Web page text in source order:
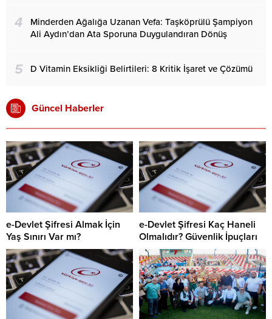
4
Minderden Ağalığa Uzanan Vefa: Taşköprülü Şampiyon
Ali Aydın’dan Ata Sporuna Duygulandıran Dönüş
5 D Vitamin Eksikliği Belirtileri: 8 Kritik İşaret ve Çözümü
Güncel Haberler
e-Devlet Şifresi Almak İçin
Yaş Sınırı Var mı?
e-Devlet Şifresi Kaç Haneli
Olmalıdır? Güvenlik İpuçları